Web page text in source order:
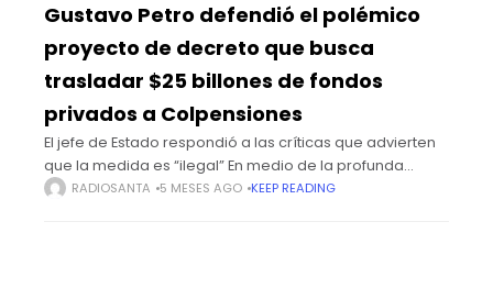
Gustavo Petro defendió el polémico
proyecto de decreto que busca
trasladar $25 billones de fondos
privados a Colpensiones
El jefe de Estado respondió a las críticas que advierten
que la medida es “ilegal” En medio de la profunda
polémica que se desató en varios sectores del país por
RADIOSANTA 5 MESES AGO KEEP READING